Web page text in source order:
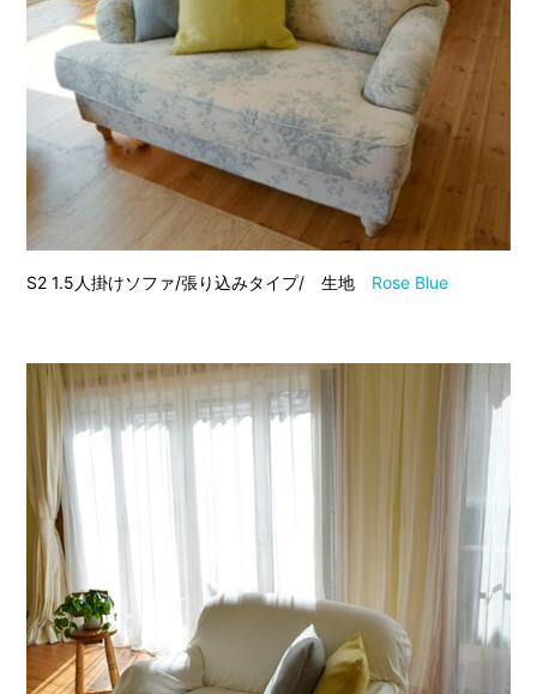
S2 1.5人掛けソファ/張り込みタイプ/ 生地 Rose Blue